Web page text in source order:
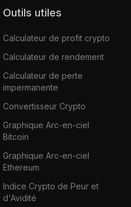
Outils utiles
Calculateur de profit crypto
Calculateur de rendement
Calculateur de perte
impermanente
Convertisseur Crypto
Graphique Arc-en-ciel
Bitcoin
Graphique Arc-en-ciel
Ethereum
Indice Crypto de Peur et
d'Avidité